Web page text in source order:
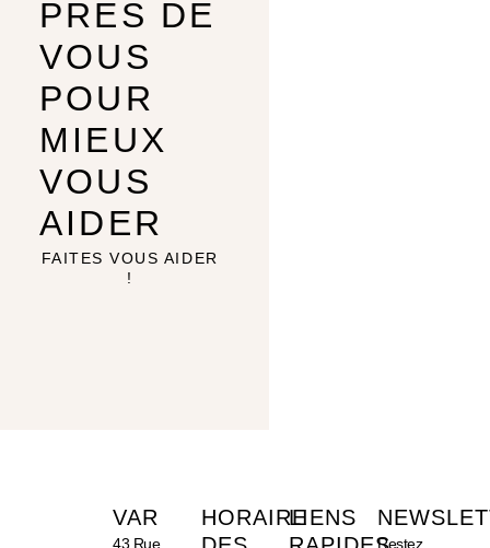
PRES DE
VOUS
POUR
MIEUX
VOUS
AIDER
FAITES VOUS AIDER
!
VAR
43 Rue
HORAIRELIENS
Restez